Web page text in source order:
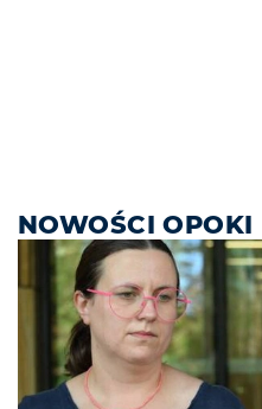
NOWOŚCI OPOKI